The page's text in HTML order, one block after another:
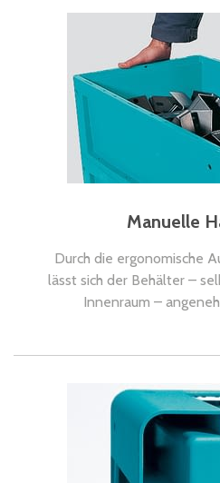
Manuelle
Durch die ergonomische
lässt sich der Behälter –
Innenraum –